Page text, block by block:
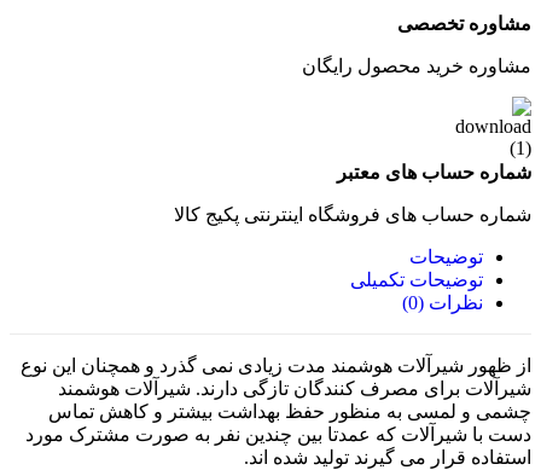
مشاوره تخصصی
مشاوره خرید محصول رایگان
شماره حساب های معتبر
شماره حساب های فروشگاه اینترنتی پکیج کالا
توضیحات
توضیحات تکمیلی
نظرات (0)
از ظهور شیرآلات هوشمند مدت زیادی نمی گذرد و همچنان این نوع
شیرآلات برای مصرف کنندگان تازگی دارند. شیرآلات هوشمند
چشمی و لمسی به منظور حفظ بهداشت بیشتر و کاهش تماس
دست با شیرآلات که عمدتا بین چندین نفر به صورت مشترک مورد
استفاده قرار می گیرند تولید شده اند.